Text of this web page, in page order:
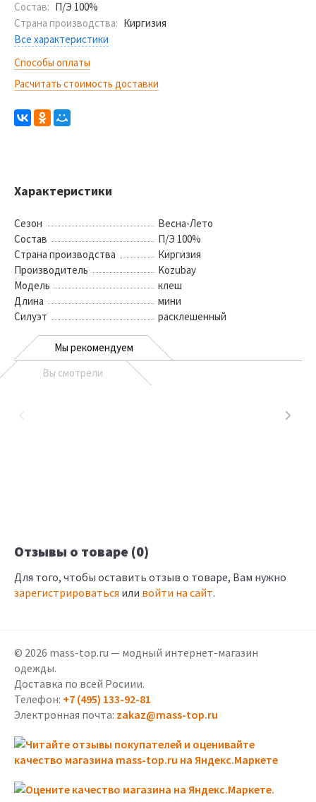
Состав: П/Э 100%
Страна производства: Киргизия
Все характеристики
Способы оплаты
Расчитать стоимость доставки
Характеристики
Сезон
Весна-Лето
Состав
П/Э 100%
Страна производства
Киргизия
Производитель
Kozubay
Модель
клеш
Длина
мини
Силуэт
расклешенный
Мы рекомендуем
Вы смотрели
Отзывы о товаре (0)
Для того, чтобы оставить отзыв о товаре, Вам нужно
зарегистрироваться или войти на сайт.
© 2026 mass-top.ru — модный интернет-магазин
одежды.
Доставка по всей Росиии.
Телефон: +7 (495) 133-92-81
Электронная почта: zakaz@mass-top.ru